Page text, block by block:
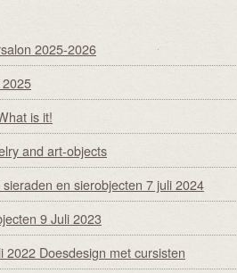
2025-2026
is it!
and art-objects
en sierobjecten 7 juli 2024
9 Juli 2023
2022 Doesdesign met cursisten